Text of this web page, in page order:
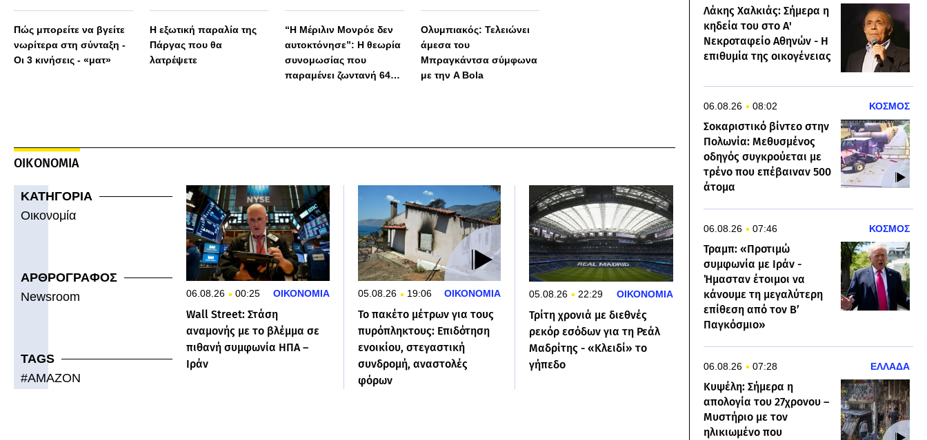
Πώς μπορείτε να βγείτε
νωρίτερα στη σύνταξη -
Οι 3 κινήσεις - «ματ»
Η εξωτική παραλία της
Πάργας που θα
λατρέψετε
“Η Μέριλιν Μονρόε δεν
αυτοκτόνησε”: Η θεωρία
συνομωσίας που
παραμένει ζωντανή 64
Ολυμπιακός: Τελειώνει
άμεσα του
Μπραγκάντσα σύμφωνα
με την A Bola
ΟΙΚΟΝΟΜΙΑ
ΚΑΤΗΓΟΡΙΑ
Οικονομία
ΑΡΘΡΟΓΡΑΦΟΣ
Newsroom
TAGS
#AMAZON
06.08.26 00:25 ΟΙΚΟΝΟΜΙΑ
Wall Street: Στάση
αναμονής με το βλέμμα σε
πιθανή συμφωνία ΗΠΑ –
Ιράν
05.08.26 19:06 ΟΙΚΟΝΟΜΙΑ
Το πακέτο μέτρων για τους
πυρόπληκτους: Επιδότηση
ενοικίου, στεγαστική
συνδρομή, αναστολές
φόρων
05.08.26 22:29 ΟΙΚΟΝΟΜΙΑ
Τρίτη χρονιά με διεθνές
ρεκόρ εσόδων για τη Ρεάλ
Μαδρίτης - «Κλειδί» το
γήπεδο
Λάκης Χαλκιάς: Σήμερα η
κηδεία του στο Α'
Νεκροταφείο Αθηνών - Η
επιθυμία της οικογένειας
06.08.26 08:02 ΚΟΣΜΟΣ
Σοκαριστικό βίντεο στην
Πολωνία: Μεθυσμένος
οδηγός συγκρούεται με
τρένο που επέβαιναν 500
άτομα
06.08.26 07:46 ΚΟΣΜΟΣ
Τραμπ: «Προτιμώ
συμφωνία με Ιράν -
Ήμασταν έτοιμοι να
κάνουμε τη μεγαλύτερη
επίθεση από τον Β’
Παγκόσμιο»
06.08.26 07:28 ΕΛΛΑΔΑ
Κυψέλη: Σήμερα η
απολογία του 27χρονου –
Μυστήριο με τον
ηλικιωμένο που